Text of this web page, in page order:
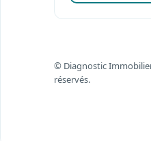
© Diagnostic
réservés.